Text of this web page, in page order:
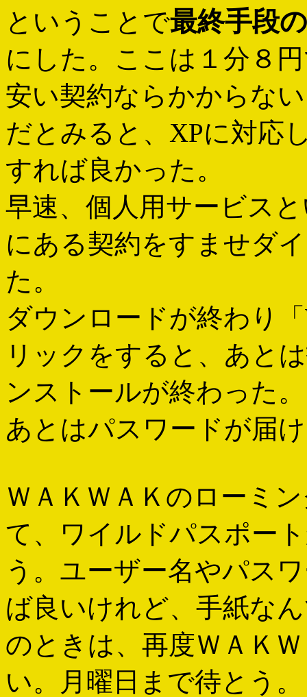
ということで最終手段
にした。ここは１分８
安い契約ならかからな
だとみると、XPに対応
すれば良かった。
早速、個人用サービス
にある契約をすませダ
た。
ダウンロードが終わり
リックをすると、あと
ンストールが終わった。
あとはパスワードが届
ＷＡＫＷＡＫのローミ
て、ワイルドパスポー
う。ユーザー名やパス
ば良いけれど、手紙な
のときは、再度ＷＡＫ
い。月曜日まで待とう。